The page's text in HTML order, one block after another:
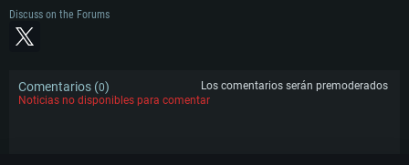
Discuss on the Forums
Comentarios (0)
Los comentarios serán premoderados
Noticias no disponibles para comentar